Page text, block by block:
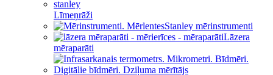
Līmeņrāži
Stanley mērinstrumenti
Lāzera
mēraparāti